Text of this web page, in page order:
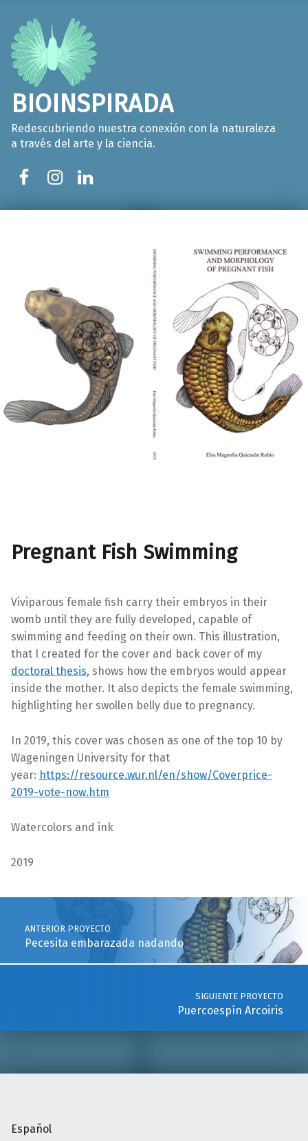
BIOINSPIRADA
Redescubriendo nuestra conexión con la naturaleza
a través del arte y la ciencia.
Pregnant Fish Swimming
Viviparous female fish carry their embryos in their
womb until they are fully developed, capable of
swimming and feeding on their own. This illustration,
that I created for the cover and back cover of my
doctoral thesis, shows how the embryos would appear
inside the mother. It also depicts the female swimming,
highlighting her swollen belly due to pregnancy.
In 2019, this cover was chosen as one of the top 10 by
Wageningen University for that
year: https://resource.wur.nl/en/show/Coverprice-
2019-vote-now.htm
Watercolors and ink
2019
Navegación de entradas
ANTERIOR PROYECTO
Pecesita embarazada nadando
SIGUIENTE PROYECTO
Puercoespín Arcoiris
Español